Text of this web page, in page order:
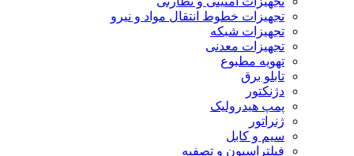
تجهیزات خطوط انتقال مواد و نیرو
تجهیزات شبکه
تجهیزات معدنی
تهویه مطبوع
تابلو برق
دژنکتور
پمپ هیدرولیک
ژنراتور
سیم و کابل
فیلتراسیون و تصفیه